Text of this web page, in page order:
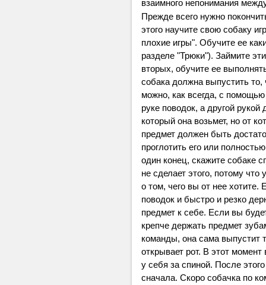
взаимного непонимания
Прежде всего нужно
этого научите свою собаку
плохие игры". Обучите ее
разделе "Трюки"). Займите
вторых, обучите ее
собака должна выпустить то,
можно, как всегда, с
руке поводок, а другой рукой
который она возьмет, но от
предмет должен быть
проглотить его или
один конец, скажите собаке
не сделает этого, потому
о том, чего вы от нее хотите.
поводок и быстро и резко
предмет к себе. Если вы
крепче держать предмет
команды, она сама выпустит
открывает рот. В этот
у себя за спиной. После
сначала. Скоро собачка по